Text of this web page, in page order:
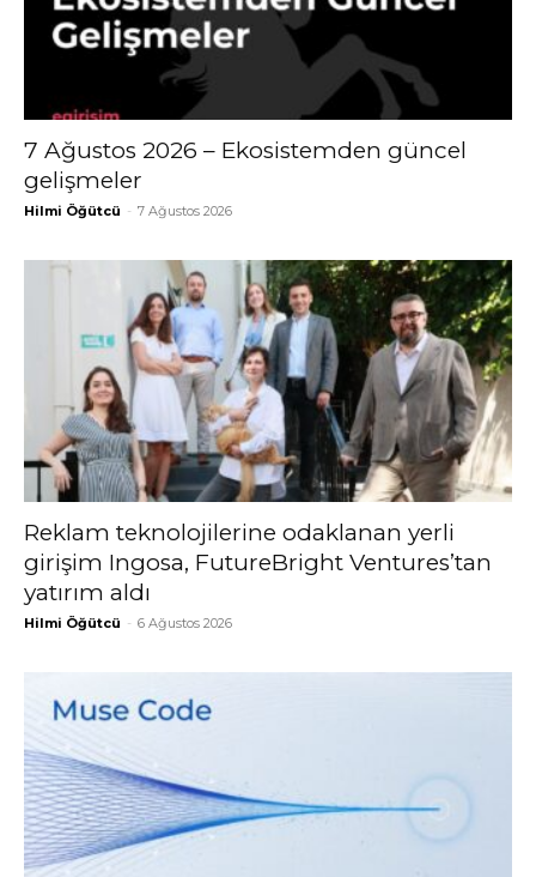
7 Ağustos 2026 – Ekosistemden güncel
gelişmeler
Hilmi Öğütcü - 7 Ağustos 2026
Reklam teknolojilerine odaklanan yerli
girişim Ingosa, FutureBright Ventures’tan
yatırım aldı
Hilmi Öğütcü - 6 Ağustos 2026